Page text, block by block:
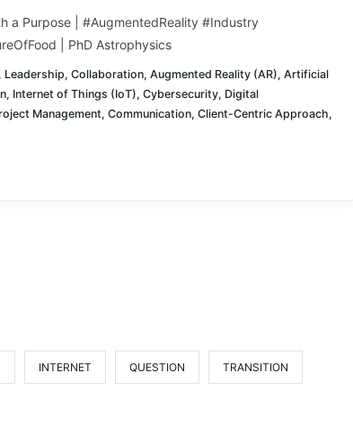
a Purpose | #AugmentedReality #Industry
| PhD Astrophysics
Collaboration, Augmented Reality (AR), Artificial
Internet of Things (IoT), Cybersecurity, Digital
Management, Communication, Client-Centric Approach,
INTERNET QUESTION TRANSITION